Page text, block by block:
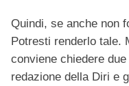
Quindi, se anche non
Potresti renderlo tale.
conviene chiedere
redazione della Diri e